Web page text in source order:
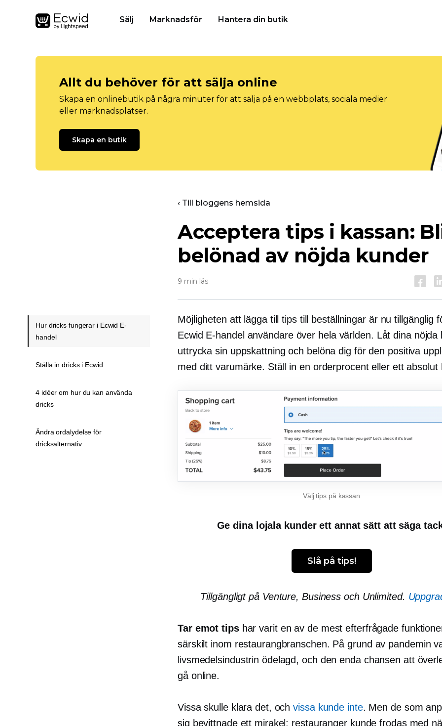
Sälj Marknadsför Hantera din butik
Allt du behöver för att sälja online
Skapa en onlinebutik på några minuter för att sälja på en webbplats, sociala medier
eller marknadsplatser.
Skapa en butik
‹ Till bloggens hemsida
Acceptera tips i kassan:
belönad av nöjda kunder
9 min läs
Möjligheten att lägga till tips till beställningar är nu tillgänglig
Ecwid E-handel användare över hela världen. Låt dina nöjda
uttrycka sin uppskattning och belöna dig för den positiva
med ditt varumärke. Ställ in en orderprocent eller ett absolut
Välj tips på kassan
Ge dina lojala kunder ett annat sätt att säga
Slå på tips!
Tillgängligt på Venture, Business och Unlimited.
Tar emot tipshar varit en av de mest efterfrågade
särskilt inom restaurangbranschen. På grund av pandemin
livsmedelsindustrin ödelagd, och den enda chansen att
gå online.
Vissa skulle klara det, ochvissa kunde inte. Men de som
sig bevittnade ett mirakel: restauranger kunde frodas med
Hur dricks fungerar i Ecwid E-
handel
Ställa in dricks i Ecwid
4 idéer om hur du kan använda
dricks
Ändra ordalydelse för
dricksalternativ